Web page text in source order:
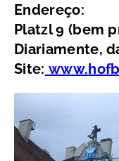
Endereço:
Platzl 9 (bem
Diariamente,
Site: